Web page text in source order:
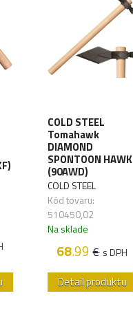
COLD STEEL
Tomahawk
DIAMOND
SPONTOON HAWK
(90AWD)
COLD STEEL
Kód tovaru:
510450,02
Na sklade
68.99€ s DPH
Detail produktu